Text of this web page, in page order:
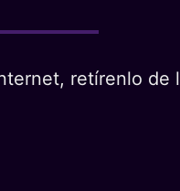
retírenlo de